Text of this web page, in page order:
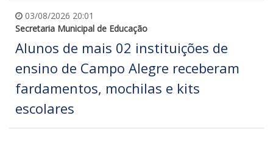
03/08/2026 20:01
Secretaria Municipal de Educação
Alunos de mais 02 instituições de
ensino de Campo Alegre receberam
fardamentos, mochilas e kits
escolares